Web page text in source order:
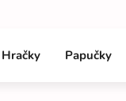
Hračky Papučky